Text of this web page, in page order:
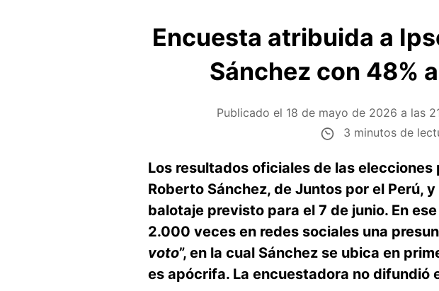
Encuesta atribuida a
Sánchez con 48%
Publicado el 18 de mayo de 2026 a las
3 minutos de
Los resultados oficiales de las
Roberto Sánchez, de Juntos por el Perú,
balotaje previsto para el 7 de junio. En
2.000 veces en redes sociales una
voto”, en la cual Sánchez se ubica en
es apócrifa. La encuestadora no difundió